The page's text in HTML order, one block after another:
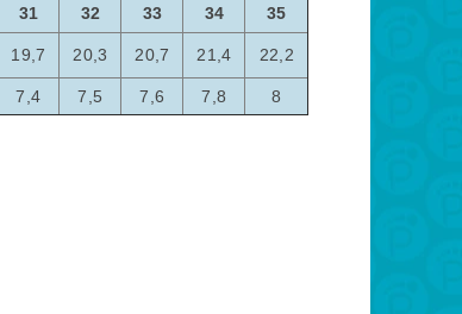
31 32 33 34
35
19,7 20,3 20,7 21,4 22,2
7,4 7,5 7,6 7,8 8